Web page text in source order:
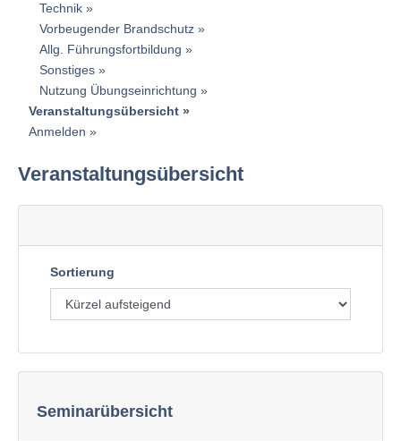
Technik
Vorbeugender Brandschutz
Allg. Führungsfortbildung
Sonstiges
Nutzung Übungseinrichtung
Veranstaltungsübersicht
Anmelden
Veranstaltungsübersicht
Sortierung
Seminarübersicht